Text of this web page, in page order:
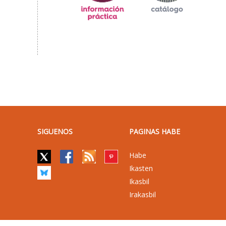
SIGUENOS PAGINAS HABE
Habe
Ikasten
Ikasbil
Irakasbil